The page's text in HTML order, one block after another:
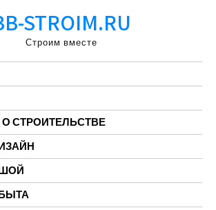
STROIM.RU
Строим вместе
СТРОИТЕЛЬСТВЕ